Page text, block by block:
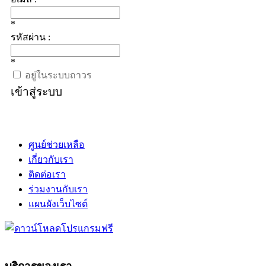
*
รหัสผ่าน :
*
อยู่ในระบบถาวร
เข้าสู่ระบบ
ศูนย์ช่วยเหลือ
เกี่ยวกับเรา
ติดต่อเรา
ร่วมงานกับเรา
แผนผังเว็บไซต์